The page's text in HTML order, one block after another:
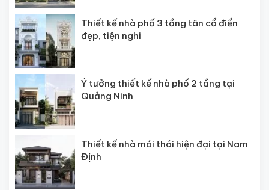
Thiết kế nhà phố 3 tầng tân cổ điển
đẹp, tiện nghi
Ý tưởng thiết kế nhà phố 2 tầng tại
Quảng Ninh
Thiết kế nhà mái thái hiện đại tại Nam
Định